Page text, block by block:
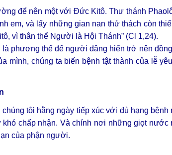
để nên một với Đức Kitô. Thư thánh
em, và lấy những gian nan thử thách còn
vì thân thể Người là Hội Thánh” (Cl 1,24).
phương thế để người dâng hiến trở nên
mình, chúng ta biến bệnh tật thành của lễ
tôi hằng ngày tiếp xúc với đủ hạng bệnh
chấp nhận. Và chính nơi những giọt nước
của phận người.